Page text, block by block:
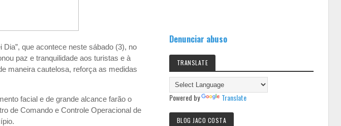
que acontece neste sábado (3), no
paz e tranquilidade aos turistas e à
maneira cautelosa, reforça as medidas
facial e de grande alcance farão o
de Comando e Controle Operacional de
Denunciar abuso
TRANSLATE
Powered by Translate
BLOG JACO COSTA